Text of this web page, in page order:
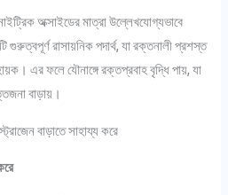
অক্সাইডের মাত্রা উল্লেখযোগ্যভাবে
গুরুত্বপূর্ণ রাসায়নিক পদার্থ, যা রক্তনালী প্রশস্ত
এর ফলে যৌনাঙ্গে রক্তপ্রবাহ বৃদ্ধি পায়, যা
বাড়ায়।